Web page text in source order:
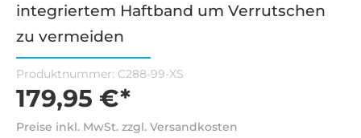
integriertem Haftband um Verrutschen
zu vermeiden
Produktnummer: C288-99-XS
179,95 €*
Preise inkl. MwSt. zzgl. Versandkosten